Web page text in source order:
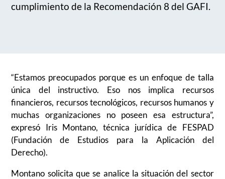
cumplimiento de la Recomendación 8 del GAFI.
“Estamos preocupados porque es un enfoque de talla
única del instructivo. Eso nos implica recursos
financieros, recursos tecnológicos, recursos humanos y
muchas organizaciones no poseen esa estructura”,
expresó Iris Montano, técnica jurídica de FESPAD
(Fundación de Estudios para la Aplicación del
Derecho).
Montano solicita que se analice la situación del sector